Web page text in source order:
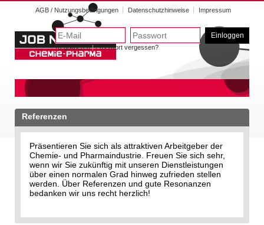
AGB / Nutzungsbedingungen Datenschutzhinweise Impressum
Einloggen
Registrieren|Passwort vergessen?
Referenzen
Präsentieren Sie sich als attraktiven Arbeitgeber der
Chemie- und Pharmaindustrie. Freuen Sie sich sehr,
wenn wir Sie zukünftig mit unseren Dienstleistungen
über einen normalen Grad hinweg zufrieden stellen
werden. Über Referenzen und gute Resonanzen
bedanken wir uns recht herzlich!